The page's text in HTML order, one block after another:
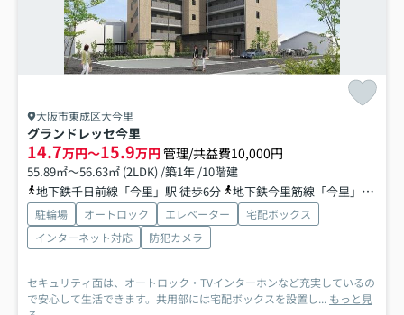
大阪市東成区大今里
グランドレッセ今里
14.7万円～15.9万円 管理/共益費10,000円
55.89㎡～56.63㎡ (2LDK) /築1年 /10階建
地下鉄千日前線「今里」駅 徒歩6分
地下鉄今里筋線「今里」駅 徒歩7分
駐輪場 オートロック エレベーター
宅配ボックス
インターネット対応
防犯カメラ
セキュリティ面は、オートロック・TVインターホンなど充実しているの
で安心して生活できます。共用部には宅配ボックスを設置し... もっと見